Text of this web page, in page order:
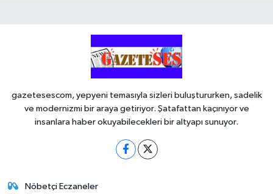
gazetesescom, yepyeni temasıyla sizleri buluştururken, sadelik
ve modernizmi bir araya getiriyor. Şatafattan kaçınıyor ve
insanlara haber okuyabilecekleri bir altyapı sunuyor.
Nöbetçi Eczaneler